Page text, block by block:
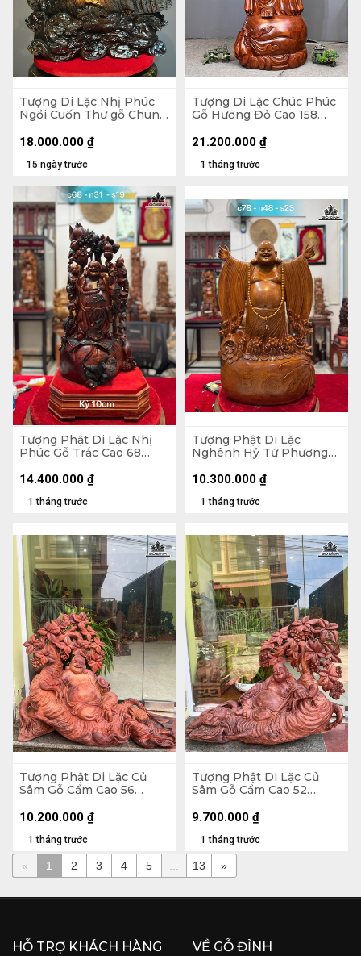
Tượng Di Lặc Nhị Phúc
Ngồi Cuốn Thư gỗ Chun
50 Sâu 22 (cm)
15 ngày trước
18.000.000 ₫
Tượng Di Lặc Chúc Phúc
Gỗ Hương Đỏ Cao 158
1 tháng trước
21.200.000 ₫
Tượng Phật Di Lặc Nhị
Phúc Gỗ Trắc Cao 68
1 tháng trước
14.400.000 ₫
Tượng Phật Di Lặc
Nghênh Hỷ Tứ Phương
Ngang 46 Sâu 23 (cm)
1 tháng trước
10.300.000 ₫
Tượng Phật Di Lặc Củ
Sâm Gỗ Cẩm Cao 56
1 tháng trước
10.200.000 ₫
Tượng Phật Di Lặc Củ
Sâm Gỗ Cẩm Cao 52
1 tháng trước
9.700.000 ₫
« 1 2 3 4 5 ... 13 »
HỖ TRỢ KHÁCH HÀNG VỀ GỖ ĐỈNH